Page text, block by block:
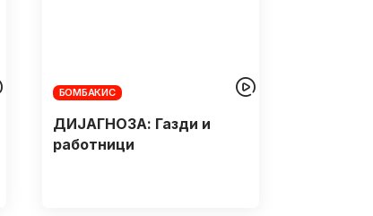
БОМБАКИС
ДИЈАГНОЗА: Газди и
работници